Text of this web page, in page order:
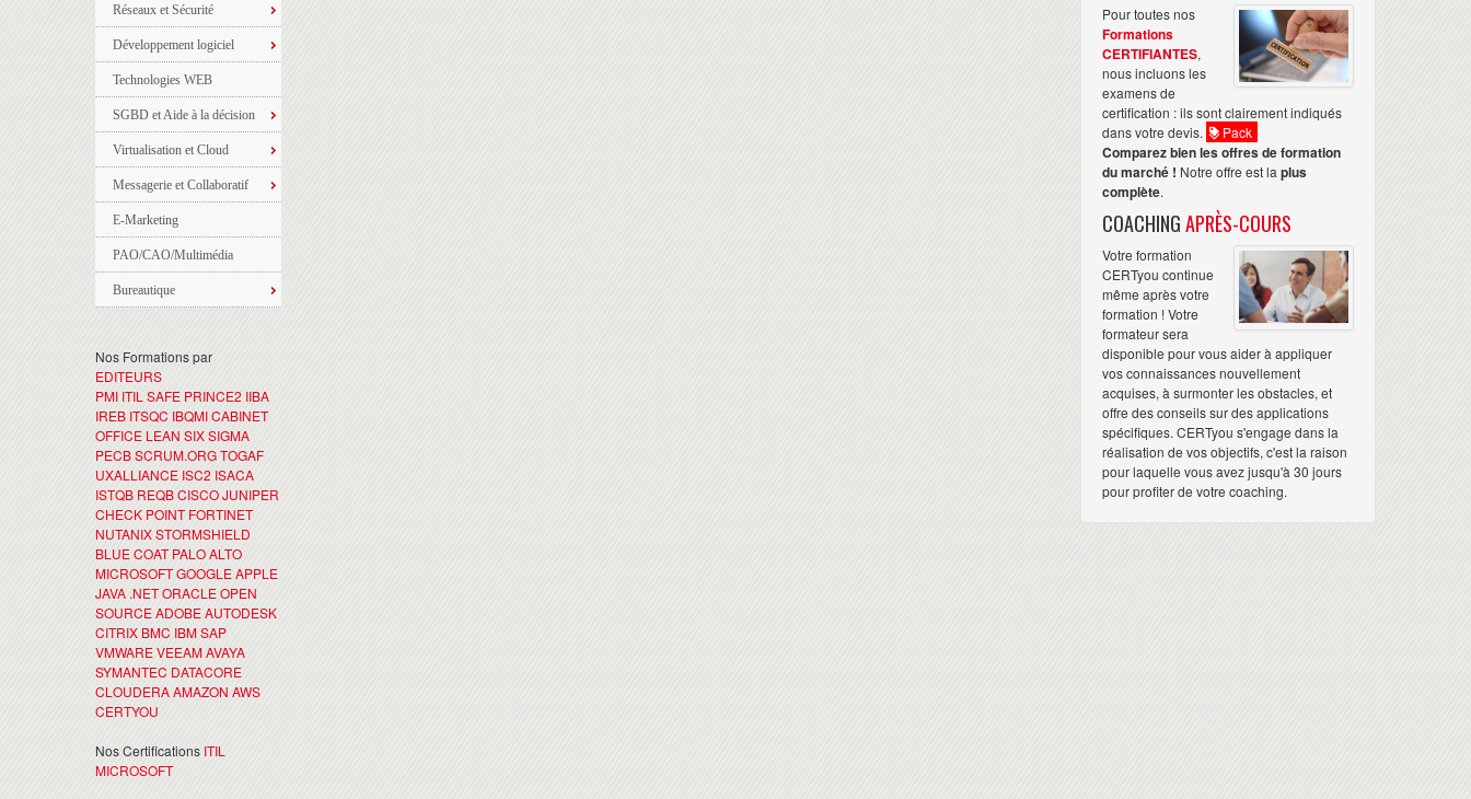
Réseaux et Sécurité
Développement logiciel
Technologies WEB
SGBD et Aide à la décision
Virtualisation et Cloud
Messagerie et Collaboratif
E-Marketing
PAO/CAO/Multimédia
Bureautique
Nos Formations par
EDITEURS
PMI ITIL SAFE PRINCE2 IIBA
IREB ITSQC IBQMICABINET
OFFICE LEAN SIX SIGMA
PECBSCRUM.ORGTOGAF
UXALLIANCE ISC2 ISACA
ISTQB REQBCISCOJUNIPER
CHECK POINT FORTINET
NUTANIXSTORMSHIELD
BLUE COAT PALO ALTO
MICROSOFTGOOGLEAPPLE
JAVA .NETORACLEOPEN
SOURCEADOBEAUTODESK
CITRIX BMC IBMSAP
VMWAREVEEAMAVAYA
SYMANTEC DATACORE
CLOUDERAAMAZON AWS
CERTYOU
Nos Certifications ITIL
MICROSOFT
Pour toutes nos
Formations
CERTIFIANTES,
nous incluons les
examens de
certification : ils sont clairement indiqués
dans votre devis.
Pack
Comparez bien les offres de formation
du marché ! Notre offre est la plus
complète.
COACHINGAPRÈS-COURS
Votre formation
CERTyou continue
même après votre
formation ! Votre
formateur sera
disponible pour vous aider à appliquer
vos connaissances nouvellement
acquises, à surmonter les obstacles, et
offre des conseils sur des applications
spécifiques. CERTyou s'engage dans la
réalisation de vos objectifs, c'est la raison
pour laquelle vous avez jusqu'à 30 jours
pour profiter de votre coaching.